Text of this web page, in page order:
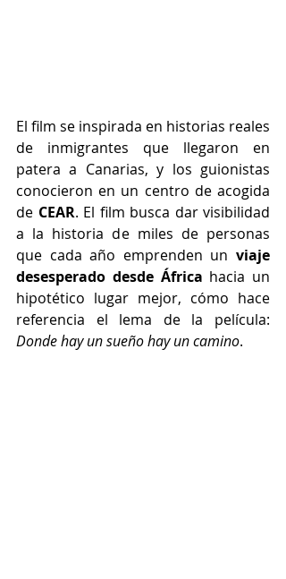
El film se inspirada en historias reales
de inmigrantes que llegaron en
patera a Canarias, y los guionistas
conocieron en un centro de acogida
de CEAR. El film busca dar visibilidad
a la historia de miles de personas
que cada año emprenden un viaje
desesperado desde África hacia un
hipotético lugar mejor, cómo hace
Donde hay un sueño hay un camino.